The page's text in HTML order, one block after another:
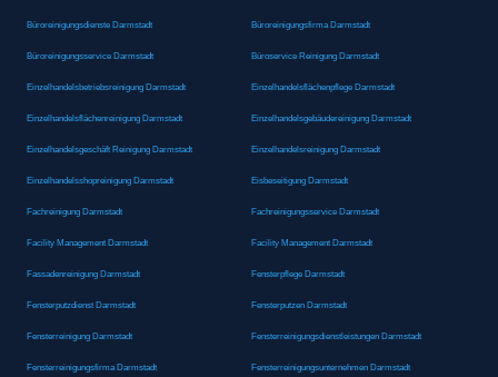
Büroreinigungsdienste Darmstadt Büroreinigungsfirma Darmstadt
Büroreinigungsservice Darmstadt Büroservice Reinigung Darmstadt
Einzelhandelsbetriebsreinigung Darmstadt Einzelhandelsflächenpflege Darmstadt
Einzelhandelsflächenreinigung Darmstadt Einzelhandelsgebäudereinigung Darmstadt
Einzelhandelsgeschäft Reinigung Darmstadt Einzelhandelsreinigung Darmstadt
Einzelhandelsshopreinigung Darmstadt Eisbeseitigung Darmstadt
Fachreinigung Darmstadt Fachreinigungsservice Darmstadt
Facility Management Darmstadt Facility Management Darmstadt
Fassadenreinigung Darmstadt Fensterpflege Darmstadt
Fensterputzdienst Darmstadt Fensterputzen Darmstadt
Fensterreinigung Darmstadt Fensterreinigungsdienstleistungen Darmstadt
Fensterreinigungsfirma Darmstadt Fensterreinigungsunternehmen Darmstadt